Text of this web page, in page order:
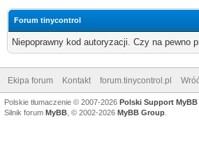
Forum tinycontrol
Niepoprawny kod autoryzacji. Czy na pewno
Ekipa forum Kontakt forum.tinycontrol.pl
Polskie tłumaczenie © 2007-2026 Polski Support MyBB
Silnik forum MyBB , © 2002-2026 MyBB Group